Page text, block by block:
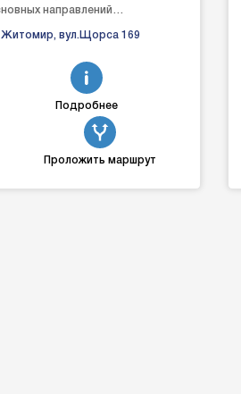
направлений
Мы оказываем комплекс
Житомир, вул.Щорса 169
Подробнее
Проложить маршрут